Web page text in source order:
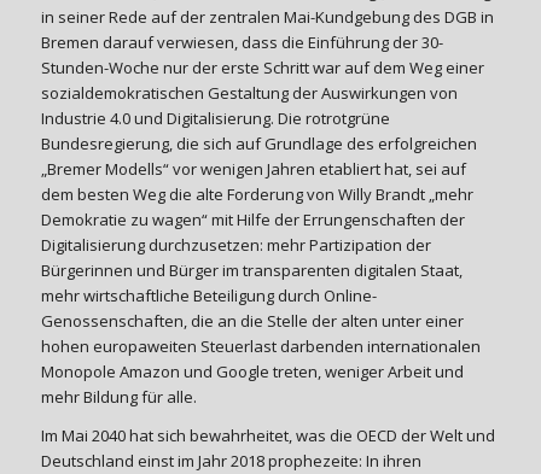
in seiner Rede auf der zentralen Mai-Kundgebung des DGB in
Bremen darauf verwiesen, dass die Einführung der 30-
Stunden-Woche nur der erste Schritt war auf dem Weg einer
sozialdemokratischen Gestaltung der Auswirkungen von
Industrie 4.0 und Digitalisierung. Die rotrotgrüne
Bundesregierung, die sich auf Grundlage des erfolgreichen
„Bremer Modells“ vor wenigen Jahren etabliert hat, sei auf
dem besten Weg die alte Forderung von Willy Brandt „mehr
Demokratie zu wagen“ mit Hilfe der Errungenschaften der
Digitalisierung durchzusetzen: mehr Partizipation der
Bürgerinnen und Bürger im transparenten digitalen Staat,
mehr wirtschaftliche Beteiligung durch Online-
Genossenschaften, die an die Stelle der alten unter einer
hohen europaweiten Steuerlast darbenden internationalen
Monopole Amazon und Google treten, weniger Arbeit und
mehr Bildung für alle.
Im Mai 2040 hat sich bewahrheitet, was die OECD der Welt und
Deutschland einst im Jahr 2018 prophezeite: In ihren